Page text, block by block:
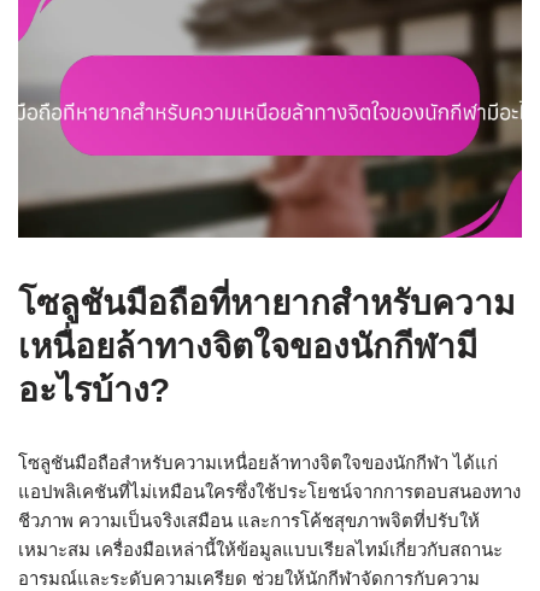
โซลูชันมือถือที่หายากสำหรับความ
เหนื่อยล้าทางจิตใจของนักกีฬามี
อะไรบ้าง?
โซลูชันมือถือสำหรับความเหนื่อยล้าทางจิตใจของนักกีฬา ได้แก่
แอปพลิเคชันที่ไม่เหมือนใครซึ่งใช้ประโยชน์จากการตอบสนองทาง
ชีวภาพ ความเป็นจริงเสมือน และการโค้ชสุขภาพจิตที่ปรับให้
เหมาะสม เครื่องมือเหล่านี้ให้ข้อมูลแบบเรียลไทม์เกี่ยวกับสถานะ
อารมณ์และระดับความเครียด ช่วยให้นักกีฬาจัดการกับความ